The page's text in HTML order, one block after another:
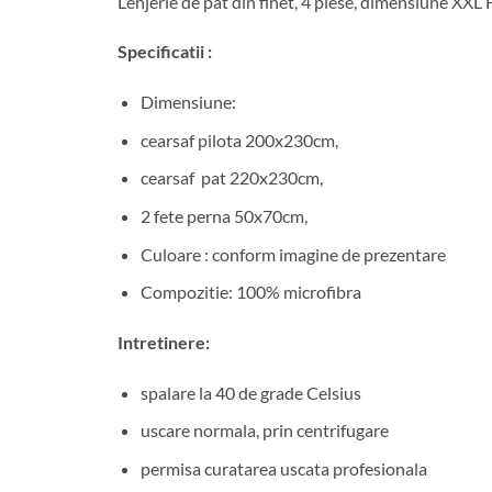
Specificatii :
Dimensiune:
cearsaf pilota 200x230cm,
cearsaf pat 220x230cm,
2 fete perna 50x70cm,
Culoare : conform imagine de prezentare
Compozitie: 100% microfibra
Intretinere:
spalare la 40 de grade Celsius
uscare normala, prin centrifugare
permisa curatarea uscata profesionala